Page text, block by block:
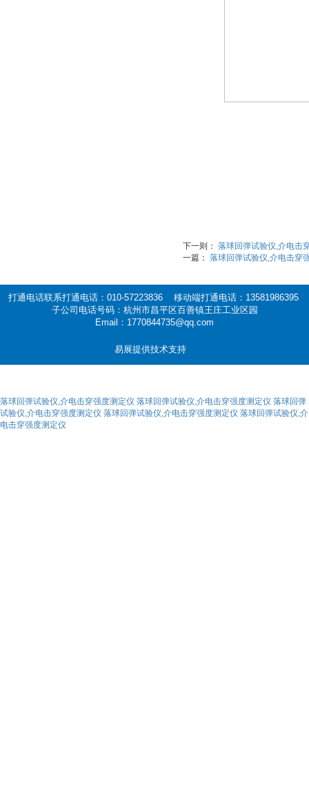
下一则： 落球回弹试验仪,介电击
一篇： 落球回弹试验仪,介电击穿
打通电话联系打通电话：010-57223836 移动端打通电话：13581986395
子公司电话号码：杭州市昌平区百善镇王庄工业区园
Email：1770844735@qq.com
易展提供技术支持
落球回弹试验仪,介电击穿强度测定仪 落球回弹试验仪,介电击穿强度测定仪 落球回弹
试验仪,介电击穿强度测定仪 落球回弹试验仪,介电击穿强度测定仪 落球回弹试验仪,介
电击穿强度测定仪